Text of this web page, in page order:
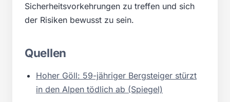
Sicherheitsvorkehrungen zu treffen und sich
der Risiken bewusst zu sein.
Quellen
Hoher Göll: 59-jähriger Bergsteiger stürzt
in den Alpen tödlich ab (Spiegel)